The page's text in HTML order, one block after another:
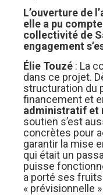
L’ouverture de
elle a pu
collectivité de
engagement
Élie Touzé : La
dans ce projet.
structuration du
financement et
administratif et
soutien s’est
concrètes pour
garantir la mise
qui était un
puisse
a porté ses
« prévisionnelle